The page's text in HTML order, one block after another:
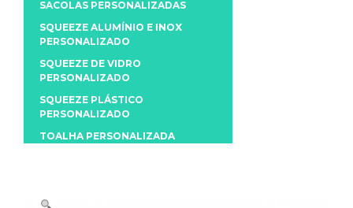
SACOLAS PERSONALIZADAS
SQUEEZE ALUMÍNIO E INOX
PERSONALIZADO
SQUEEZE DE VIDRO
PERSONALIZADO
SQUEEZE PLÁSTICO
PERSONALIZADO
TOALHA PERSONALIZADA